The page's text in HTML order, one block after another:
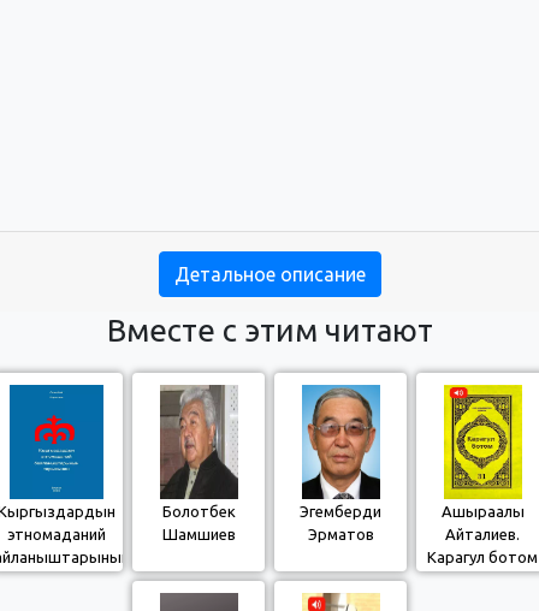
Детальное описание
Вместе с этим читают
этномаданий
тарыхынан
Болотбек
Шамшиев
Эгемберди
Эрматов
Ашыраалы
Айталиев.
Карагул ботом